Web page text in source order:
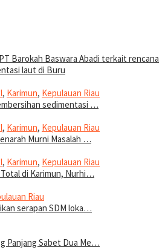
, Karimun, Kepulauan Riau
sedimentasi …
, Karimun, Kepulauan Riau
Murni Masalah …
, Karimun, Kepulauan Riau
di Karimun, Nurhi…
Riau
serapan SDM loka…
Panjang Sabet Dua Me…